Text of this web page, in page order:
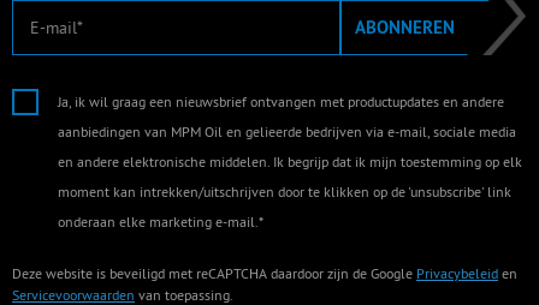
E-mail ABONNEREN
Ja, ik wil graag een nieuwsbrief ontvangen met productupdates en andere
aanbiedingen van MPM Oil en gelieerde bedrijven via e-mail, sociale media
en andere elektronische middelen. Ik begrijp dat ik mijn toestemming op elk
moment kan intrekken/uitschrijven door te klikken op de 'unsubscribe' link
onderaan elke marketing e-mail.*
Deze website is beveiligd met reCAPTCHA daardoor zijn de Google Privacybeleid en
Servicevoorwaarden van toepassing.